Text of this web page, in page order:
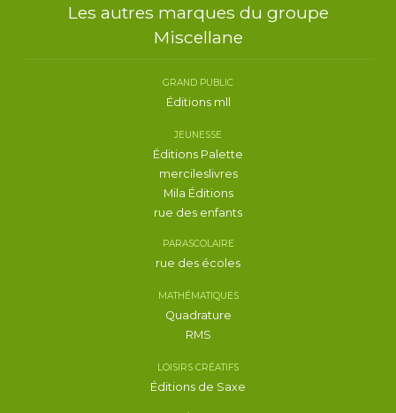
Les autres marques du groupe
Miscellane
GRAND PUBLIC
Éditions mll
JEUNESSE
Éditions Palette
mercileslivres
Mila Éditions
rue des enfants
PARASCOLAIRE
rue des écoles
MATHÉMATIQUES
Quadrature
RMS
LOISIRS CRÉATIFS
Éditions de Saxe